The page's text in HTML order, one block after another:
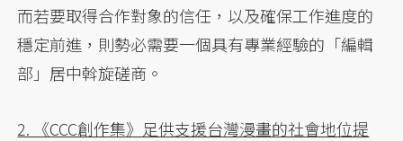
而若要取得合作對象的信任，以及確保工作進度的
穩定前進，則勢必需要一個具有專業經驗的「編輯
部」居中斡旋磋商。
2. 《CCC創作集》足供支援台灣漫畫的社會地位提